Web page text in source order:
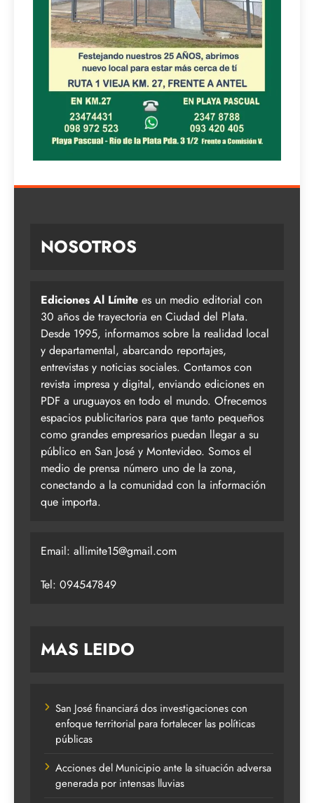
NOSOTROS
Ediciones Al Límite es un medio editorial con
30 años de trayectoria en Ciudad del Plata.
Desde 1995, informamos sobre la realidad local
y departamental, abarcando reportajes,
entrevistas y noticias sociales. Contamos con
revista impresa y digital, enviando ediciones en
PDF a uruguayos en todo el mundo. Ofrecemos
espacios publicitarios para que tanto pequeños
como grandes empresarios puedan llegar a su
público en San José y Montevideo. Somos el
medio de prensa número uno de la zona,
conectando a la comunidad con la información
que importa.
Email: allimite15@gmail.com
Tel: 094547849
MAS LEIDO
San José financiará dos investigaciones con
enfoque territorial para fortalecer las políticas
públicas
Acciones del Municipio ante la situación adversa
generada por intensas lluvias